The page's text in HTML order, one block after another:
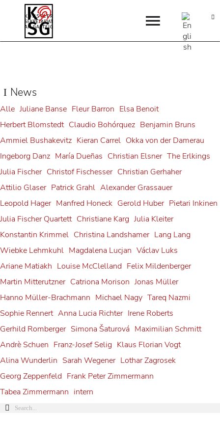
News
Alle Juliane Banse Fleur Barron Elsa Benoit
Herbert Blomstedt Claudio Bohórquez Benjamin Bruns
Ammiel Bushakevitz Kieran Carrel Okka von der Damerau
Ingeborg Danz María Dueñas Christian Elsner The Erlkings
Julia Fischer Christof Fischesser Christian Gerhaher
Attilio Glaser Patrick Grahl Alexander Grassauer
Leopold Hager Manfred Honeck Gerold Huber Pietari Inkinen
Julia Fischer Quartett Christiane Karg Julia Kleiter
Konstantin Krimmel Christina Landshamer Lang Lang
Wiebke Lehmkuhl Magdalena Lucjan Václav Luks
Ariane Matiakh Louise McClelland Felix Mildenberger
Martin Mitterutzner Catriona Morison Jonas Müller
Hanno Müller-Brachmann Michael Nagy Tareq Nazmi
Sophie Rennert Anna Lucia Richter Irene Roberts
Gerhild Romberger Simona Šaturová Maximilian Schmitt
Andrè Schuen Franz-Josef Selig Klaus Florian Vogt
Alina Wunderlin Sarah Wegener Lothar Zagrosek
Georg Zeppenfeld Frank Peter Zimmermann
Tabea Zimmermann intern